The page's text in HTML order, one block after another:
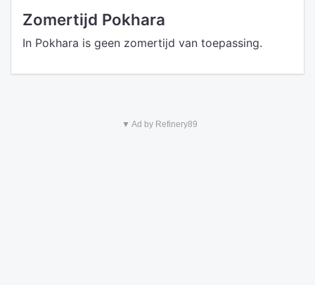
Zomertijd Pokhara
In Pokhara is geen zomertijd van toepassing.
▼ Ad by Refinery89